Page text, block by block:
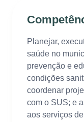
Planejar,
saúde no
prevenção e
condições
coordenar
com o SUS; e
aos serviços